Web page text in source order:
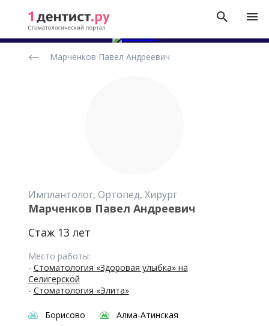
стоматологов
Марченков Павел Андреевич
Имплантолог, Ортопед, Хирург
Марченков Павел Андреевич
Стаж 13 лет
Место работы:
- Стоматология «Здоровая улыбка» на
Селигерской
- Стоматология «Элита»
Борисово
Алма-Атинская